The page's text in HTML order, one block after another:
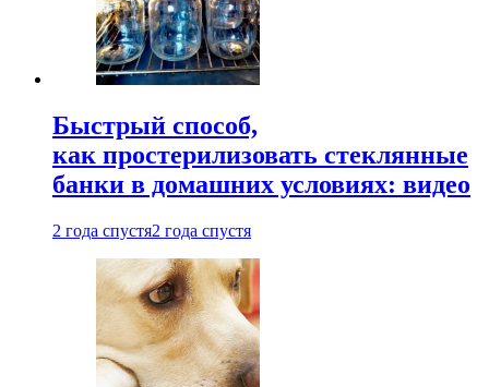
Быстрый способ,
как простерилизовать стеклянные
банки в домашних условиях: видео
2 года спустя2 года спустя